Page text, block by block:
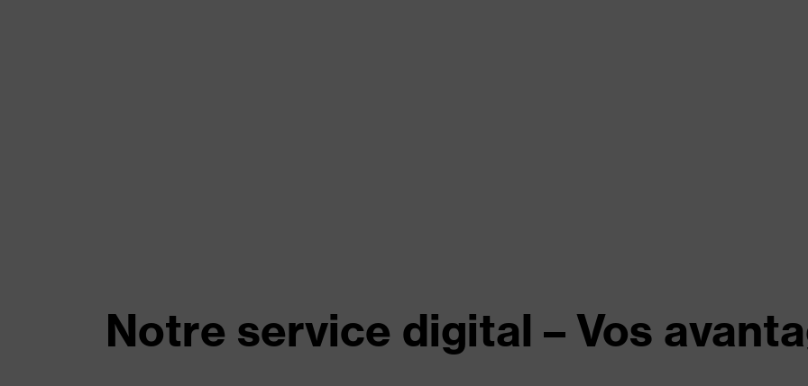
Notre service digital – Vos